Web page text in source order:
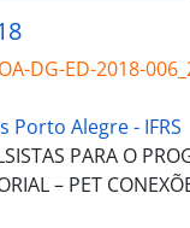
DG-ED-2018-
Porto Alegre - IFRS
PARA O
– PET